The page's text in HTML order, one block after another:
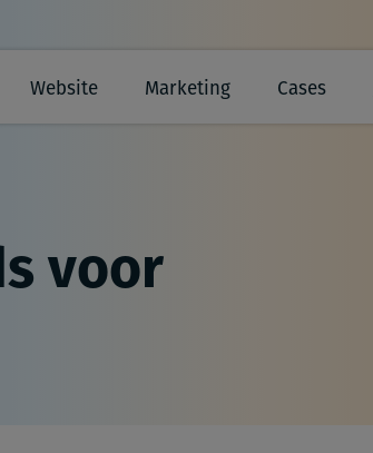
Website Marketing Cases
voor